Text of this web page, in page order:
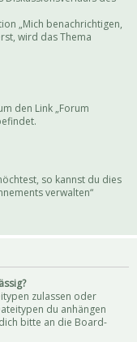
„Mich benachrichtigen,
wird das Thema
den Link „Forum
so kannst du dies
verwalten“
zulassen oder
du anhängen
bitte an die Board-